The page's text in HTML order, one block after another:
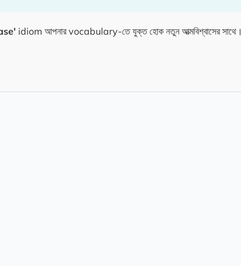
idiom আপনার vocabulary-তে যুক্ত হোক নতুন আত্মবিশ্বাসের সাথে।